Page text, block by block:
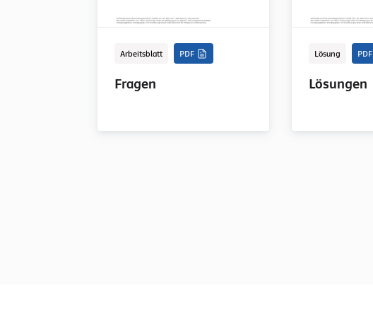
Arbeitsblatt PDF
Fragen
Lösung PDF
Lösungen